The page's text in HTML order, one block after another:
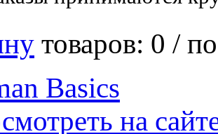
товаров: 0 /
Basics
на